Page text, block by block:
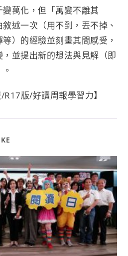
萬化，但「萬變不離其
述一次（用不到，丟不掉、
）的經驗並刻畫其間感受，
並提出新的想法與見解（即
版/好讀周報學習力】